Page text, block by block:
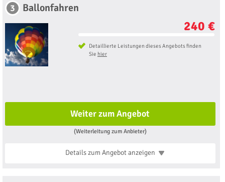
3 Ballonfahren
240 €
Detaillierte Leistungen dieses Angebots finden
Sie hier
Weiter zum Angebot
(Weiterleitung zum Anbieter)
Details zum Angebotanzeigen